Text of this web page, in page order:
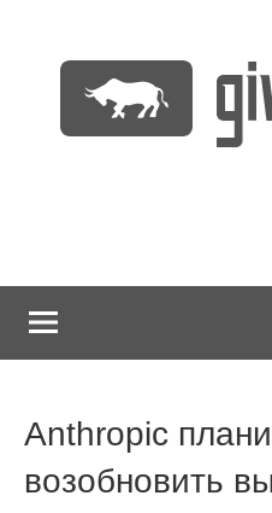
содержимому
Anthropic
возобновить